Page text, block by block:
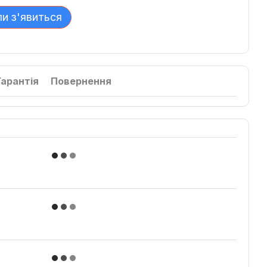
з'явиться
Повернення